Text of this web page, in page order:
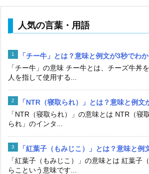
人気の言葉・用語
「チー牛」とは？意味と例文が3秒でわか
「チー牛」の意味 チー牛とは、チーズ牛丼
人を指して使用する...
「NTR（寝取られ）」とは？意味と例文
「NTR（寝取られ）」の意味とは NTR（寝
られ」のインタ...
「紅葉子（もみじこ）」とは？意味と例
「紅葉子（もみじこ）」の意味とは 紅葉子
らこという意味です...